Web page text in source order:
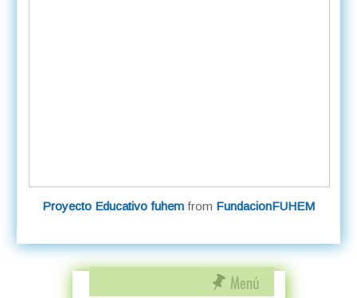
Proyecto Educativo fuhem from FundacionFUHEM